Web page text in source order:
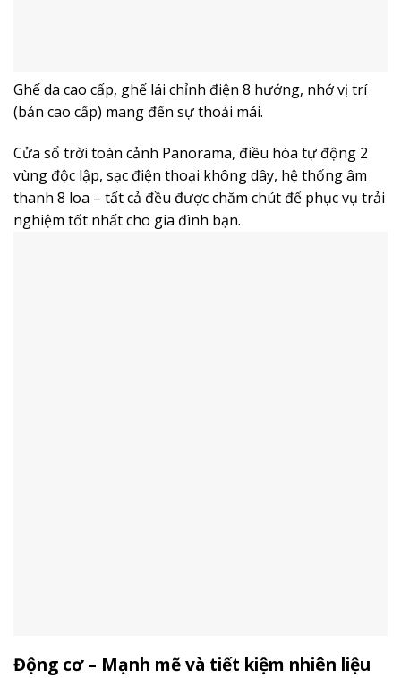
Ghế da cao cấp, ghế lái chỉnh điện 8 hướng, nhớ vị trí
(bản cao cấp) mang đến sự thoải mái.
Cửa sổ trời toàn cảnh Panorama, điều hòa tự động 2
vùng độc lập, sạc điện thoại không dây, hệ thống âm
thanh 8 loa – tất cả đều được chăm chút để phục vụ trải
nghiệm tốt nhất cho gia đình bạn.
Động cơ – Mạnh mẽ và tiết kiệm nhiên liệu